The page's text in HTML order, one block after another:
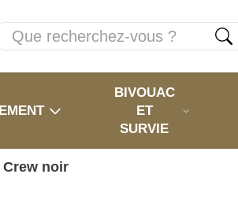
BIVOUAC
ET
SURVIE
Crew noir